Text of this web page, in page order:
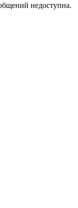
недоступна.